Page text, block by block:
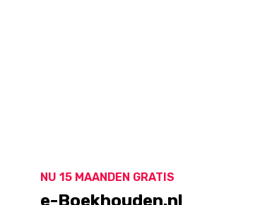
NU 15 MAANDEN GRATIS
e-Boekhouden.nl